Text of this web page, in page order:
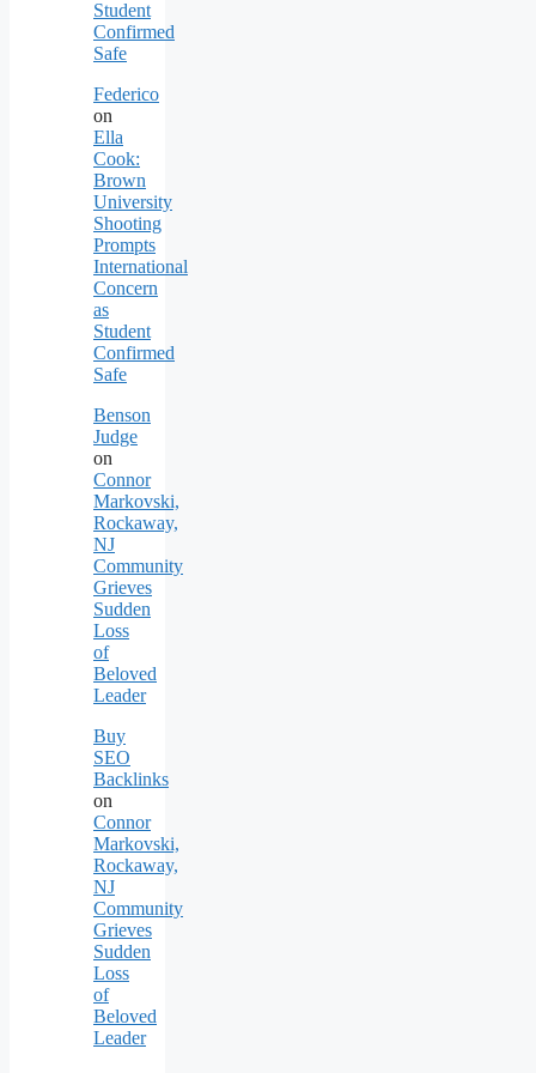
Student
Confirmed
Safe
Federico
on
Ella
Cook:
Brown
University
Shooting
Prompts
International
Concern
as
Student
Confirmed
Safe
Benson
Judge
on
Connor
Markovski,
Rockaway,
NJ
Community
Grieves
Sudden
Loss
of
Beloved
Leader
Buy
SEO
Backlinks
on
Connor
Markovski,
Rockaway,
NJ
Community
Grieves
Sudden
Loss
of
Beloved
Leader